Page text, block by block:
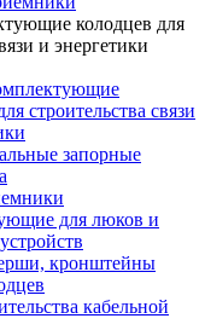
колодцев для
и энергетики
строительства связи
запорные
для люков и
кронштейны
кабельной